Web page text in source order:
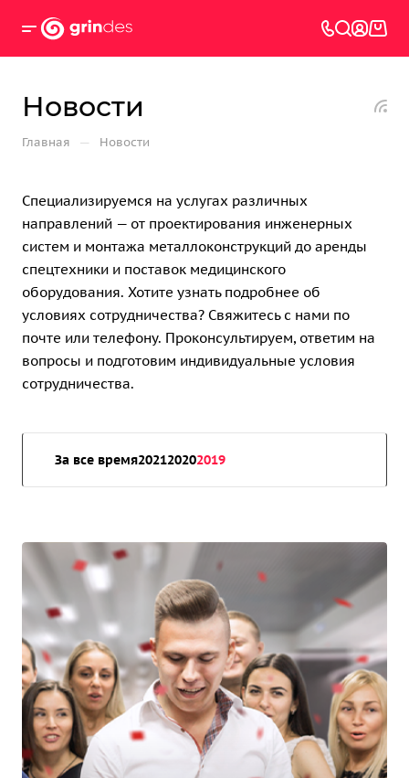
Новости
Главная — Новости
Специализируемся на услугах различных
направлений — от проектирования инженерных
систем и монтажа металлоконструкций до аренды
спецтехники и поставок медицинского
оборудования. Хотите узнать подробнее об
условиях сотрудничества? Свяжитесь с нами по
почте или телефону. Проконсультируем, ответим на
вопросы и подготовим индивидуальные условия
сотрудничества.
За все время202120202019